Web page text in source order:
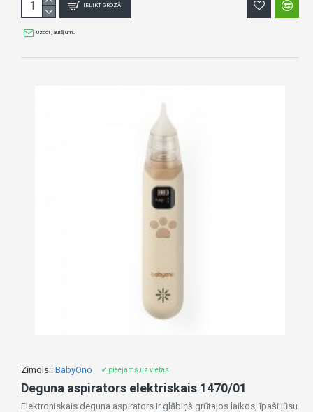
IELIKT GROZĀ
Uzdot jautājumu
Zīmols:: BabyOno ✔ pieejams uz vietas
Deguna aspirators elektriskais 1470/01
Elektroniskais deguna aspirators ir glābiņš grūtajos laikos, īpaši jūsu